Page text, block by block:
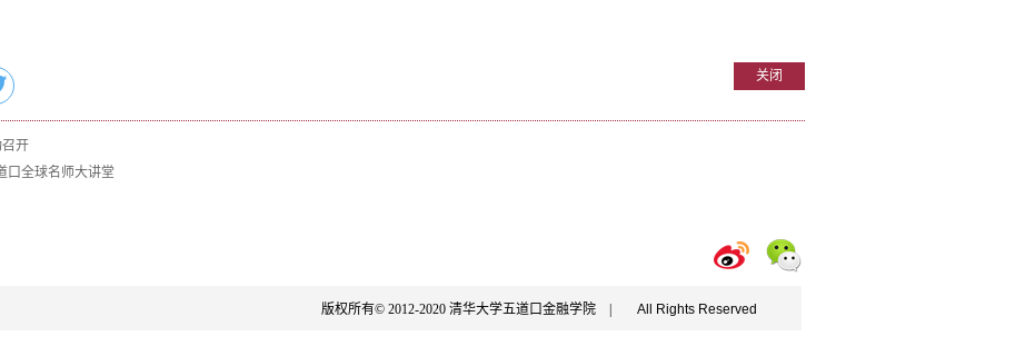
关闭
开
口全球名师大讲堂
版权所有© 2012-2020 清华大学五道口金融学院 | All Rights Reserved